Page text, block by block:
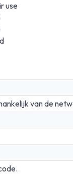
use
van de